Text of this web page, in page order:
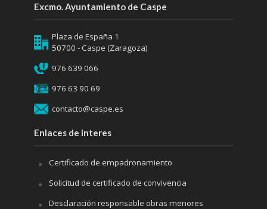
Excmo. Ayuntamiento de Caspe
Plaza de España 1
50700 - Caspe (Zaragoza)
976 639 066
976 63 90 69
contacto@caspe.es
Enlaces de interes
Certificado de empadronamiento
Solicitud de certificado de convivencia
Desclaración responsable obras menores